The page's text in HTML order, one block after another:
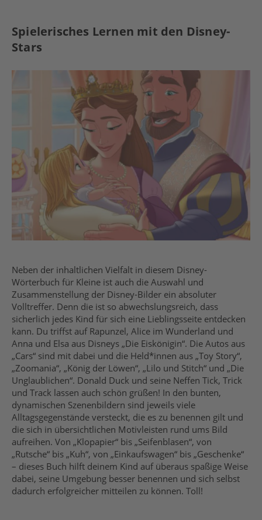
Spielerisches Lernen mit den Disney-
Stars
Neben der inhaltlichen Vielfalt in diesem Disney-
Wörterbuch für Kleine ist auch die Auswahl und
Zusammenstellung der Disney-Bilder ein absoluter
Volltreffer. Denn die ist so abwechslungsreich, dass
sicherlich jedes Kind für sich eine Lieblingsseite entdecken
kann. Du triffst auf Rapunzel, Alice im Wunderland und
Anna und Elsa aus Disneys „Die Eiskönigin“. Die Autos aus
„Cars“ sind mit dabei und die Held*innen aus „Toy Story“,
„Zoomania“, „König der Löwen“, „Lilo und Stitch“ und „Die
Unglaublichen“. Donald Duck und seine Neffen Tick, Trick
und Track lassen auch schön grüßen! In den bunten,
dynamischen Szenenbildern sind jeweils viele
Alltagsgegenstände versteckt, die es zu benennen gilt und
die sich in übersichtlichen Motivleisten rund ums Bild
aufreihen. Von „Klopapier“ bis „Seifenblasen“, von
„Rutsche“ bis „Kuh“, von „Einkaufswagen“ bis „Geschenke“
– dieses Buch hilft deinem Kind auf überaus spaßige Weise
dabei, seine Umgebung besser benennen und sich selbst
dadurch erfolgreicher mitteilen zu können. Toll!